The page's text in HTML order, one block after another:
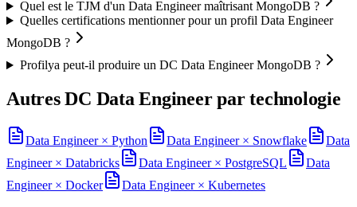
Quel est le TJM d'un Data Engineer maîtrisant MongoDB ?
Quelles certifications mentionner pour un profil Data Engineer
MongoDB ?
Profilya peut-il produire un DC Data Engineer MongoDB ?
Autres DC Data Engineerpar technologie
Data Engineer× Python Data Engineer× Snowflake
Data
Engineer× Databricks Data Engineer× PostgreSQL
Data
Engineer× Docker Data Engineer× Kubernetes